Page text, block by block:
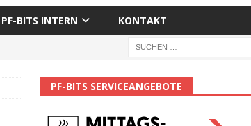
PF-BITS INTERN KONTAKT
PF-BITS SERVICEANGEBOTE